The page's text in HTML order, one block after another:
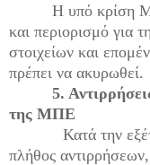
Η υπό κρίση
και περιορισμό για
στοιχείων και
πρέπει να
5.
της ΜΠΕ
Κατά την
πλήθος